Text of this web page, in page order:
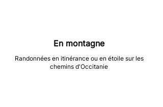
En montagne
Randonnées en itinérance ou en étoile sur les
chemins d'Occitanie